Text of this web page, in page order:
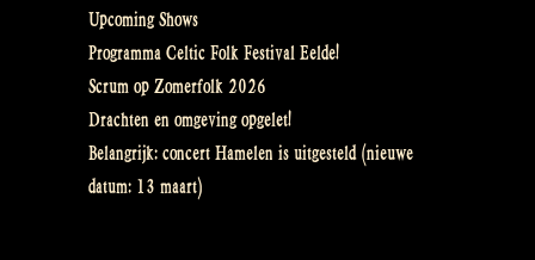
Upcoming Shows
Programma Celtic Folk Festival Eelde!
Scrum op Zomerfolk 2026
Drachten en omgeving opgelet!
Belangrijk: concert Hamelen is uitgesteld (nieuwe
datum: 13 maart)